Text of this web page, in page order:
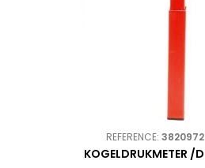
REFERENCE:
KOGELDRUKMETER /